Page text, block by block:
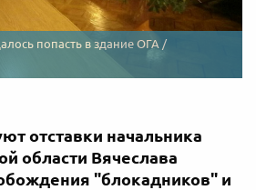
попасть в здание ОГА /
отставки начальника
области Вячеслава
"блокадников" и